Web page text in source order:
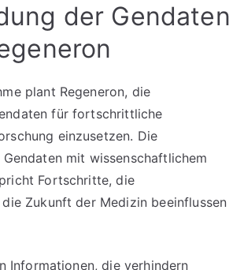
der Gendaten
plant Regeneron, die
für fortschrittliche
einzusetzen. Die
mit wissenschaftlichem
Fortschritte, die
Zukunft der Medizin beeinflussen
Informationen, die verhindern